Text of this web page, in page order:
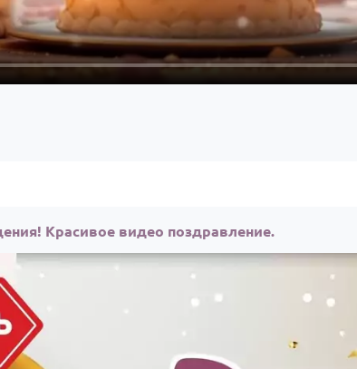
Красивое видео поздравление.